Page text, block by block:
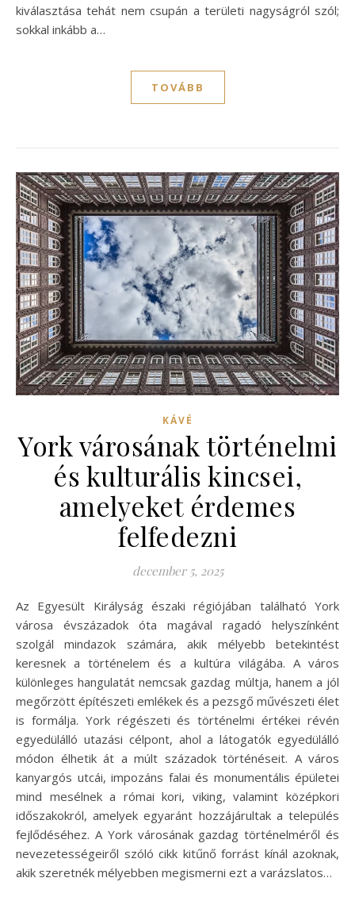
kiválasztása tehát nem csupán a területi nagyságról szól;
sokkal inkább a…
TOVÁBB
KÁVÉ
York városának történelmi
és kulturális kincsei,
amelyeket érdemes
felfedezni
december 5, 2025
Az Egyesült Királyság északi régiójában található York
városa évszázadok óta magával ragadó helyszínként
szolgál mindazok számára, akik mélyebb betekintést
keresnek a történelem és a kultúra világába. A város
különleges hangulatát nemcsak gazdag múltja, hanem a jól
megőrzött építészeti emlékek és a pezsgő művészeti élet
is formálja. York régészeti és történelmi értékei révén
egyedülálló utazási célpont, ahol a látogatók egyedülálló
módon élhetik át a múlt századok történéseit. A város
kanyargós utcái, impozáns falai és monumentális épületei
mind mesélnek a római kori, viking, valamint középkori
időszakokról, amelyek egyaránt hozzájárultak a település
fejlődéséhez. A York városának gazdag történelméről és
nevezetességeiről szóló cikk kitűnő forrást kínál azoknak,
akik szeretnék mélyebben megismerni ezt a varázslatos…